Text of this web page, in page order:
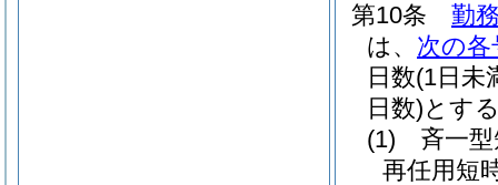
第10条
勤
は、 次の各
日数(1日未
日数)とす
(1)
斉一
再任用短